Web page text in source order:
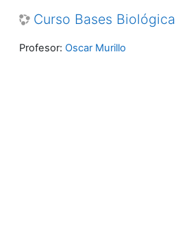
Curso Bases
Profesor: Oscar Murillo